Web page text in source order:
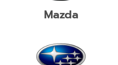
Mazda